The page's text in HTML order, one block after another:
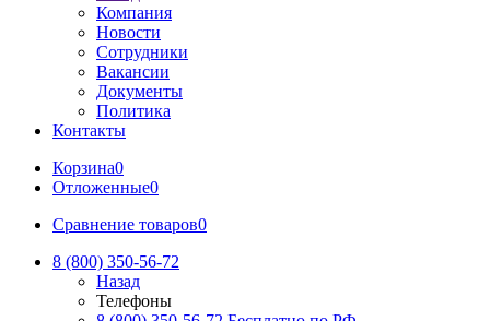
Компания
Новости
Сотрудники
Вакансии
Документы
Политика
Контакты
Корзина0
Отложенные0
Сравнение товаров0
8 (800) 350-56-72
Назад
Телефоны